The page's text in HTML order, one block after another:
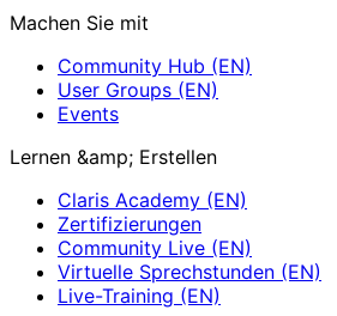
Machen Sie mit
Community Hub (EN)
User Groups (EN)
Events
Lernen &amp; Erstellen
Claris Academy (EN)
Zertifizierungen
Community Live (EN)
Virtuelle Sprechstunden (EN)
Live-Training (EN)